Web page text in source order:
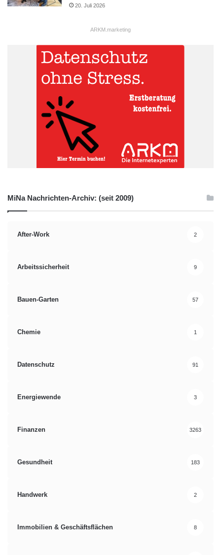
Betriebsfahrzeuge Handwerksbetriebe
Handwerksorganisationen
20. Juli 2026
ARKM.marketing
MiNa Nachrichten-Archiv: (seit 2009)
After-Work 2
Arbeitssicherheit 9
Bauen-Garten 57
Chemie 1
Datenschutz 91
Energiewende 3
Finanzen 3263
Gesundheit 183
Handwerk 2
Immobilien & Geschäftsflächen 8